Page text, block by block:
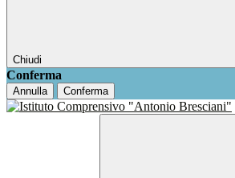
Chiudi
Conferma
Annulla Conferma